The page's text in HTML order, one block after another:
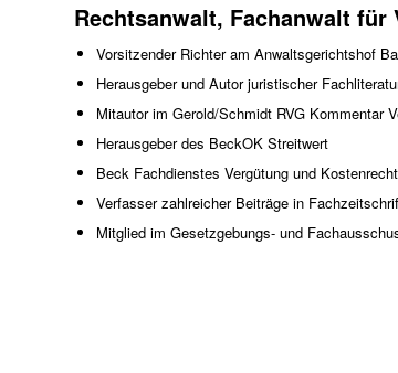
Rechtsanwalt, Fachanwalt
Vorsitzender Richter am Anwaltsgerichtshof
Herausgeber und Autor juristischer
Mitautor im Gerold/Schmidt RVG Kommentar
Herausgeber des BeckOK Streitwert
Beck Fachdienstes Vergütung und Kostenrecht
Verfasser zahlreicher Beiträge in
Mitglied im Gesetzgebungs- und